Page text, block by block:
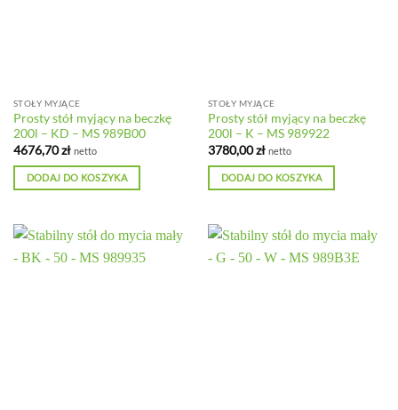
STOŁY MYJĄCE
Prosty stół myjący na beczkę
200l – KD – MS 989B00
4676,70zł netto
DODAJ DO KOSZYKA
STOŁY MYJĄCE
Prosty stół myjący na beczkę
200l – K – MS 989922
3780,00zł netto
DODAJ DO KOSZYKA